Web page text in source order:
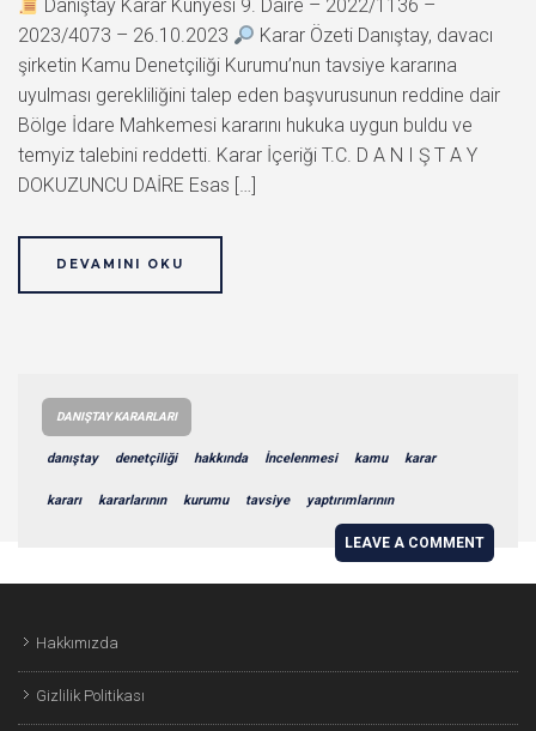
Danıştay Karar Künyesi 9. Daire – 2022/1136 –
2023/4073 – 26.10.2023
Karar Özeti Danıştay, davacı
şirketin Kamu Denetçiliği Kurumu’nun tavsiye kararına
uyulması gerekliliğini talep eden başvurusunun reddine dair
Bölge İdare Mahkemesi kararını hukuka uygun buldu ve
temyiz talebini reddetti. Karar İçeriği T.C. D A N I Ş T A Y
DOKUZUNCU DAİRE Esas […]
DEVAMINI OKU
DANIŞTAY KARARLARI
danıştay denetçiliği hakkında İncelenmesi kamu karar
kararı kararlarının kurumu tavsiye yaptırımlarının
LEAVE A COMMENT
Hakkımızda
Gizlilik Politikası